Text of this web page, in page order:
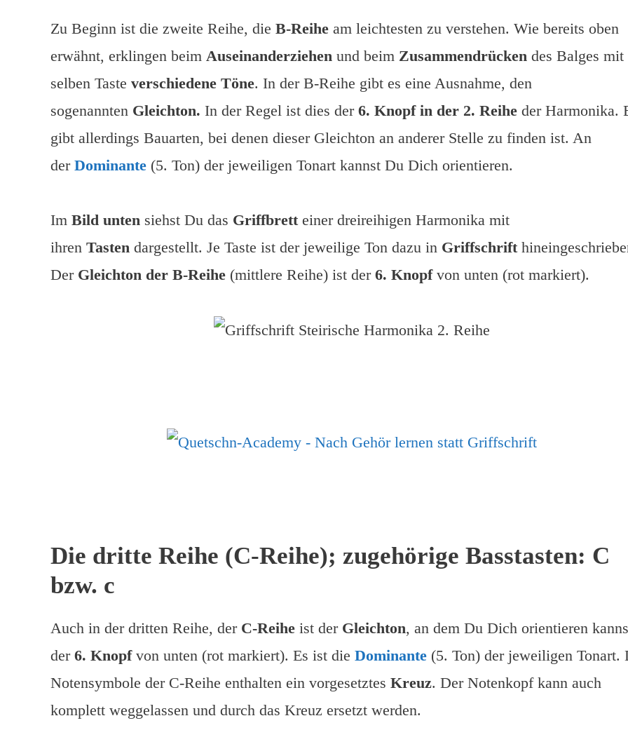
Zu Beginn ist die zweite Reihe, die B-Reihe am leichtesten zu verstehen. Wie bereits oben
erwähnt, erklingen beim Auseinanderziehen und beim Zusammendrücken des Balges mit
selben Taste verschiedene Töne. In der B-Reihe gibt es eine Ausnahme, den
sogenannten Gleichton. In der Regel ist dies der6. Knopf in der 2. Reihe der Harmonika.
gibt allerdings Bauarten, bei denen dieser Gleichton an anderer Stelle zu finden ist. An
der Dominante (5. Ton) der jeweiligen Tonart kannst Du Dich orientieren.
Im Bild unten siehst Du das Griffbrett einer dreireihigen Harmonika mit
ihren Tasten dargestellt. Je Taste ist der jeweilige Ton dazu in Griffschrift
Der Gleichton der B-Reihe (mittlere Reihe) ist der6. Knopfvon unten (rot markiert).
Die dritte Reihe (C-Reihe); zugehörige Basstasten: C
bzw. c
Auch in der dritten Reihe, der C-Reihe ist der Gleichton, an dem Du Dich orientieren
der 6. Knopf von unten (rot markiert). Es ist die Dominante (5. Ton) der jeweiligen Tonart.
Notensymbole der C-Reihe enthalten ein vorgesetztes Kreuz. Der Notenkopf kann auch
komplett weggelassen und durch das Kreuz ersetzt werden.